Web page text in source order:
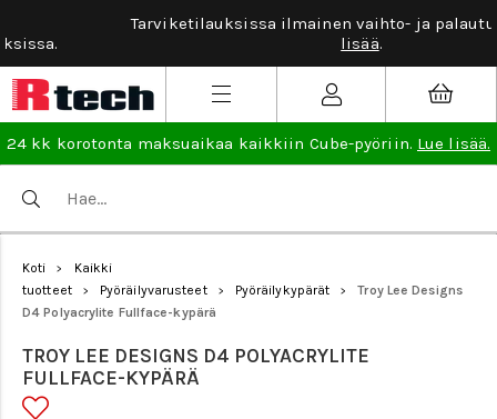
Tarviketilauksissa ilmainen vaihto- ja palautusoikeus.Lue
24 kk korotonta maksuaikaa kaikkiin Cube-pyöriin. Lue lisää.
Koti >
Kaikki
tuotteet
> Pyöräilyvarusteet > Pyöräilykypärät >
Troy Lee Designs
D4 Polyacrylite Fullface-kypärä
TROY LEE DESIGNS D4 POLYACRYLITE
FULLFACE-KYPÄRÄ